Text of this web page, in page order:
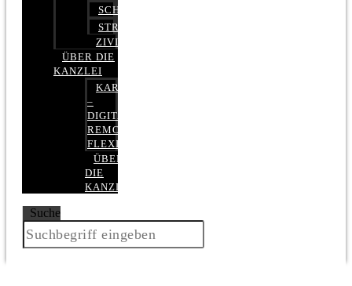
SCHUFARECHT
STRAFRECHT
ZIVILRECHT
ÜBER DIE
KANZLEI
KARRIERE
–
DIGITAL,
REMOTE,
FLEXIBEL
ÜBER
DIE
KANZLEI
Suche